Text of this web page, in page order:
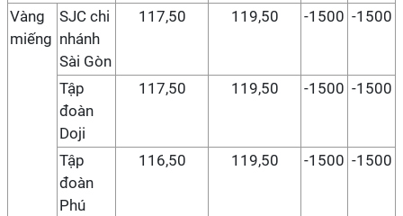
Vàng
miếng
SJC chi
nhánh
Sài Gòn
117,50 119,50 -1500 -1500
Tập
đoàn
Doji
117,50 119,50 -1500 -1500
Tập
đoàn
Phú
116,50 119,50 -1500 -1500